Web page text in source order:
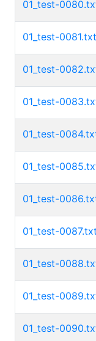
01_test-
01_test-0081.txt
01_test-
01_test-
01_test-
01_test-
01_test-
01_test-0087.txt
01_test-
01_test-
01_test-